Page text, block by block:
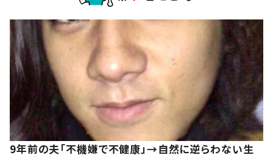
9年前の夫「不機嫌で不健康」→自然に逆らわない生